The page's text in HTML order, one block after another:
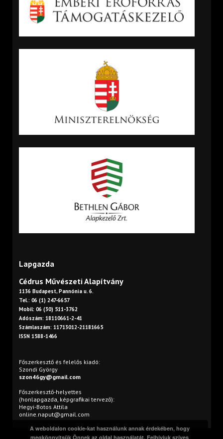
Lapgazda
Cédrus Művészeti Alapítvány
1136 Budapest, Pannónia u. 6.
Tel.: 06 (1) 247-6657
Mobil: 06 (30) 511-3762
Adószám: 18110661-2-41
Számlaszám: 11713012-21181665
ISSN 1588-1466
Főszerkesztő és felelős kiadó:
Szondi György
szon46gy@gmail.com
Főszerkesztő-helyettes
(honlapgazda, képgrafikai tervező):
Hegyi-Botos Attila
online.naput@gmail.com
A weboldalon cookie-kat használunk annak érdekében, hogy
megkönnyítsük Önnek az oldal használatát. Felhívjuk szíves